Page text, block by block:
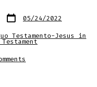
Post
date
05/24/2022
Testamento-Jesus in
¿A